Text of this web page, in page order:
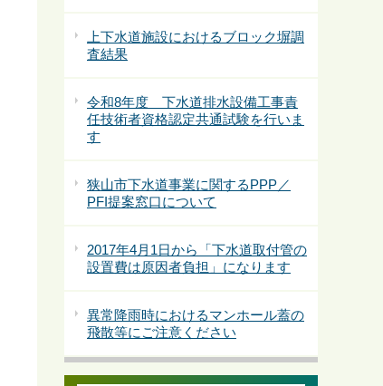
上下水道施設におけるブロック塀調
査結果
令和8年度 下水道排水設備工事責
任技術者資格認定共通試験を行いま
す
狭山市下水道事業に関するPPP／
PFI提案窓口について
2017年4月1日から「下水道取付管の
設置費は原因者負担」になります
異常降雨時におけるマンホール蓋の
飛散等にご注意ください